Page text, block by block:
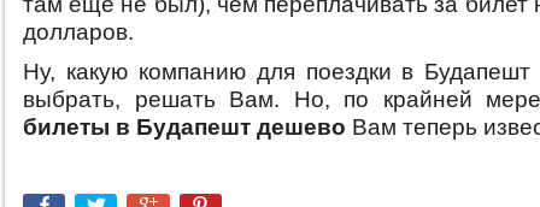
долларов.
Ну, какую компанию для поездки в Будапешт
выбрать, решать Вам. Но, по крайней
билеты в Будапешт дешево Вам теперь